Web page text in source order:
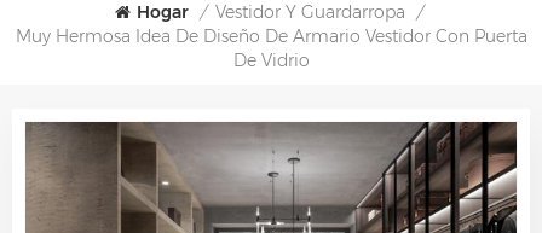
Hogar / Vestidor Y Guardarropa /
Muy Hermosa Idea De Diseño De Armario Vestidor Con Puerta
De Vidrio